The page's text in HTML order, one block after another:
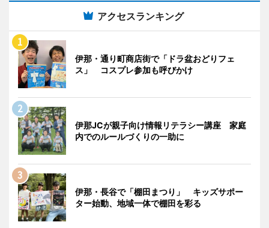
アクセスランキング
伊那・通り町商店街で「ドラ盆おどりフェ
ス」 コスプレ参加も呼びかけ
伊那JCが親子向け情報リテラシー講座 家庭
内でのルールづくりの一助に
伊那・長谷で「棚田まつり」 キッズサポー
ター始動、地域一体で棚田を彩る